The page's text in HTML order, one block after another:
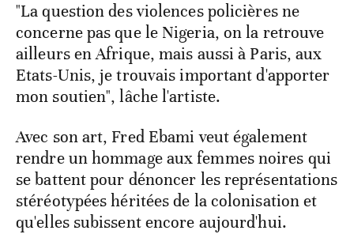
"La question des violences policières ne
concerne pas que le Nigeria, on la retrouve
ailleurs en Afrique, mais aussi à Paris, aux
Etats-Unis, je trouvais important d'apporter
mon soutien", lâche l'artiste.
Avec son art, Fred Ebami veut également
rendre un hommage aux femmes noires qui
se battent pour dénoncer les représentations
stéréotypées héritées de la colonisation et
qu'elles subissent encore aujourd'hui.